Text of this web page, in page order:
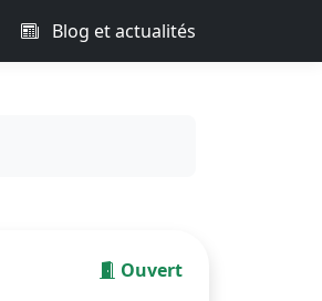
Blog et actualités
Ouvert